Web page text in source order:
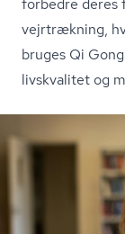
forbedre deres
vejrtrækning,
bruges Qi
livskvalitet og